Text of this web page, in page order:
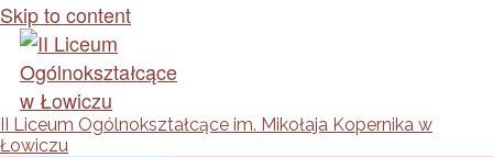
Skip to content
II Liceum Ogólnokształcące im. Mikołaja Kopernika w
Łowiczu